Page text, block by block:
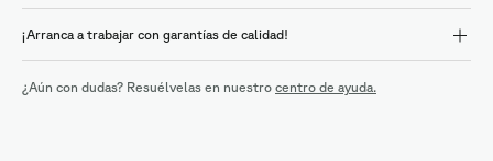
¡Arranca a trabajar con garantías de calidad!
¿Aún con dudas? Resuélvelas en nuestro centro de ayuda.